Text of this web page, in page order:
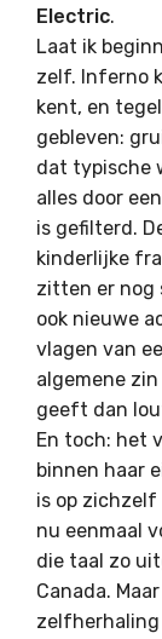
Electric.
Laat ik
zelf. Inferno
kent, en
gebleven:
dat typische
alles door
is gefilterd.
kinderlijke
zitten er nog
ook nieuwe
vlagen van
algemene
geeft dan
En toch: het
binnen haar
is op zichzelf
nu eenmaal
die taal zo
Canada.